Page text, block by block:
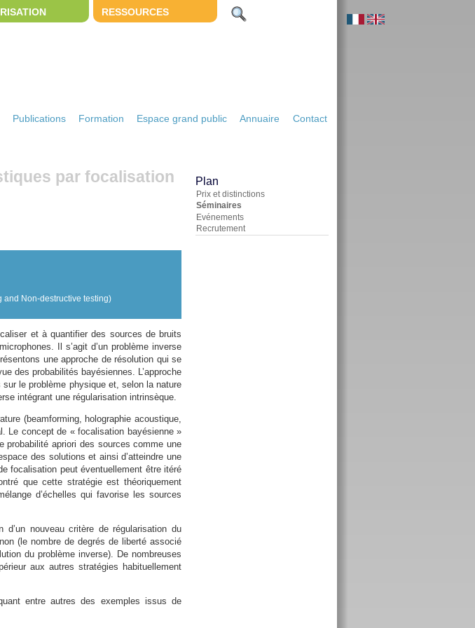
RESSOURCES
Publications Formation Espace grand public Annuaire Contact
par focalisation
and Non-destructive testing)
et à quantifier des sources de bruits
Il s’agit d’un problème inverse
une approche de résolution qui se
des probabilités bayésiennes. L’approche
le problème physique et, selon la nature
intégrant une régularisation intrinsèque.
(beamforming, holographie acoustique,
Le concept de « focalisation bayésienne »
apriori des sources comme une
des solutions et ainsi d’atteindre une
focalisation peut éventuellement être itéré
que cette stratégie est théoriquement
d’échelles qui favorise les sources
nouveau critère de régularisation du
(le nombre de degrés de liberté associé
du problème inverse). De nombreuses
aux autres stratégies habituellement
entre autres des exemples issus de
Plan
Prix et distinctions
Séminaires
Evénements
Recrutement